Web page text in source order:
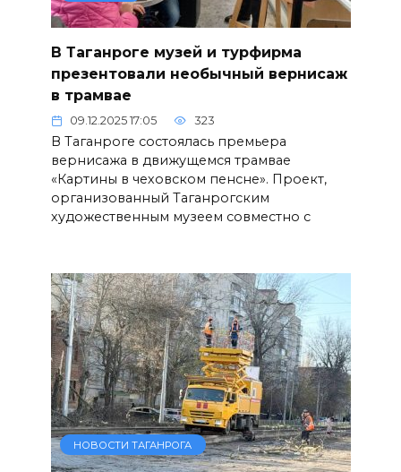
В Таганроге музей и турфирма
презентовали необычный вернисаж
в трамвае
09.12.2025 17:05 323
В Таганроге состоялась премьера
вернисажа в движущемся трамвае
«Картины в чеховском пенсне». Проект,
организованный Таганрогским
художественным музеем совместно с
НОВОСТИ ТАГАНРОГА